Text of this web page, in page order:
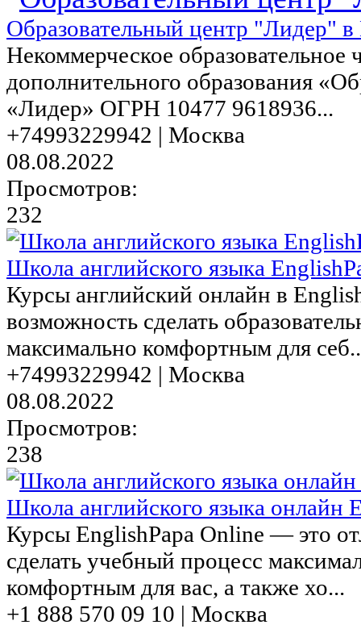
Образовательный центр "Лидер"
Некоммерческое образовательное
дополнительного образования
«Лидер» ОГРН 10477 9618936...
+74993229942 | Москва
08.08.2022
Просмотров:
232
Школа английского языка
Курсы английский онлайн в
возможность сделать
максимально комфортным для
+74993229942 | Москва
08.08.2022
Просмотров:
238
Школа английского языка онлайн
Курсы EnglishPapa Online — это
сделать учебный процесс
комфортным для вас, а также хо...
+1 888 570 09 10 | Москва